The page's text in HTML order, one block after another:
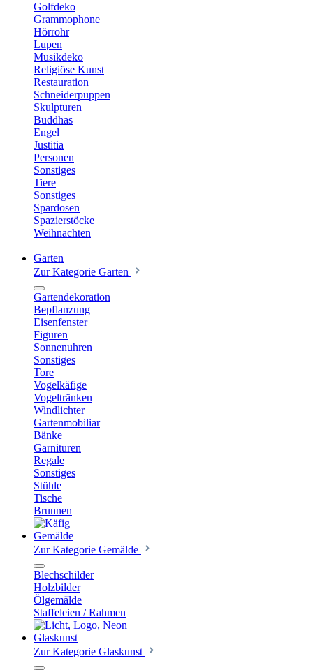
Golfdeko
Grammophone
Hörrohr
Lupen
Musikdeko
Religiöse Kunst
Restauration
Schneiderpuppen
Skulpturen
Buddhas
Engel
Justitia
Personen
Sonstiges
Tiere
Sonstiges
Spardosen
Spazierstöcke
Weihnachten
Garten
Zur Kategorie Garten
Gartendekoration
Bepflanzung
Eisenfenster
Figuren
Sonnenuhren
Sonstiges
Tore
Vogelkäfige
Vogeltränken
Windlichter
Gartenmobiliar
Bänke
Garnituren
Regale
Sonstiges
Stühle
Tische
Brunnen
Gemälde
Zur Kategorie Gemälde
Blechschilder
Holzbilder
Ölgemälde
Staffeleien / Rahmen
Glaskunst
Zur Kategorie Glaskunst